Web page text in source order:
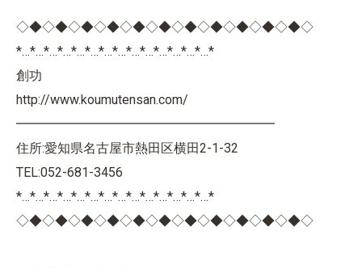
◇◆◇◆◇◆◇◆◇◆◇◆◇◆◇◆◇◆◇◆◇◆◇
*…*…*…*…*…*…*…*…*…*…*…*…*…*…*
創功
http://www.koumutensan.com/
━━━━━━━━━━━━━━━━━━━━
住所:愛知県名古屋市熱田区横田2-1-32
TEL:052-681-3456
*…*…*…*…*…*…*…*…*…*…*…*…*…*…*
◇◆◇◆◇◆◇◆◇◆◇◆◇◆◇◆◇◆◇◆◇◆◇